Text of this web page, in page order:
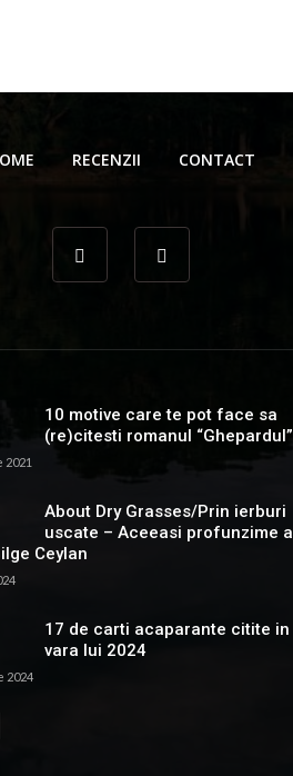
RECENZII CONTACT
10 motive care te pot face sa
(re)citesti romanul “Ghepardul”
2021
About Dry Grasses/Prin ierburi
uscate – Aceeasi profunzime a
Ceylan
17 de carti acaparante citite in
vara lui 2024
2024